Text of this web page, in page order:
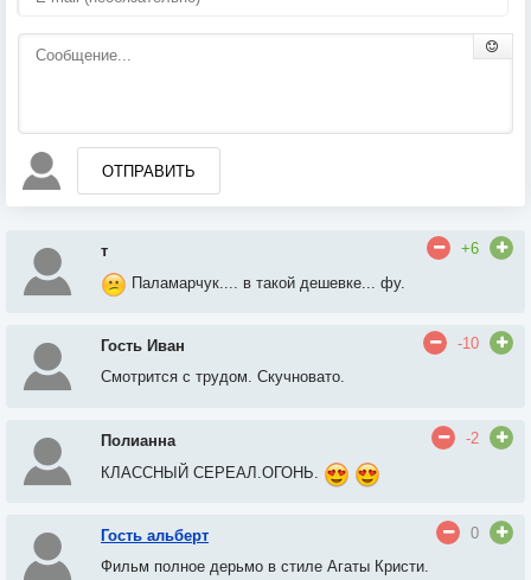
ОТПРАВИТЬ
т
+6
Паламарчук.... в такой дешевке... фу.
Гость Иван
-10
Смотрится с трудом. Скучновато.
Полианна
-2
КЛАССНЫЙ СЕРЕАЛ.ОГОНЬ.
Гость альберт
0
Фильм полное дерьмо в стиле Агаты Кристи.